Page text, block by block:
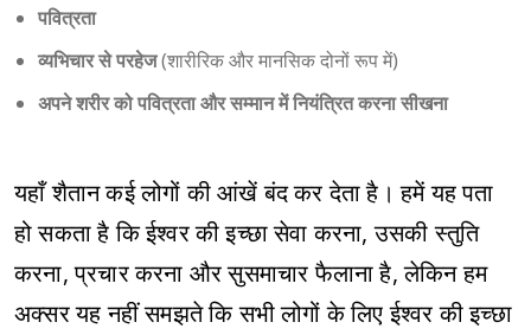
पवित्रता
व्यभिचार से परहेज(शारीरिक और मानसिक दोनों रूप में)
अपने शरीर को पवित्रता और सम्मान में नियंत्रित करना सीखना
यहाँ शैतान कई लोगों की आंखें बंद कर देता है। हमें यह पता
हो सकता है कि ईश्वर की इच्छा सेवा करना, उसकी स्तुति
करना, प्रचार करना और सुसमाचार फैलाना है, लेकिन हम
अक्सर यह नहीं समझते कि सभी लोगों के लिए ईश्वर की इच्छा